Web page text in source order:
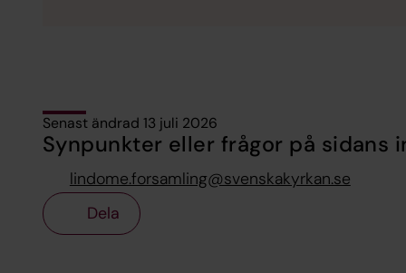
Senast ändrad 13 juli 2026
Synpunkter eller frågor på sidans
lindome.forsamling@svenskakyrkan.se
Dela